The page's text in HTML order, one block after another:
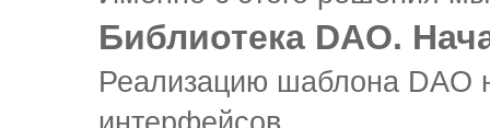
Библиотека DAO.
Реализацию шаблона DAO